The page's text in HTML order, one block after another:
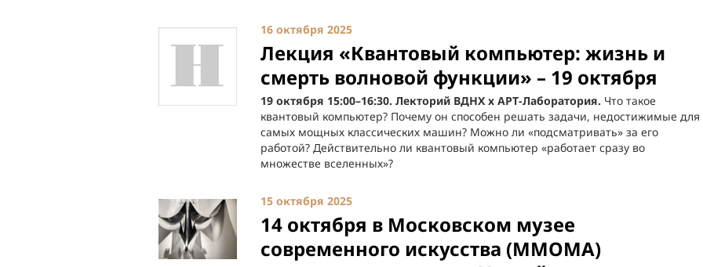
16 октября 2025
Лекция «Квантовый компьютер: жизнь и
смерть волновой функции» – 19 октября
19 октября 15:00–16:30. Лекторий ВДНХ х АРТ-Лаборатория. Что такое
квантовый компьютер? Почему он способен решать задачи, недостижимые для
самых мощных классических машин? Можно ли «подсматривать» за его
работой? Действительно ли квантовый компьютер «работает сразу во
множестве вселенных»?
15 октября 2025
14 октября в Московском музее
современного искусства (ММОМА)